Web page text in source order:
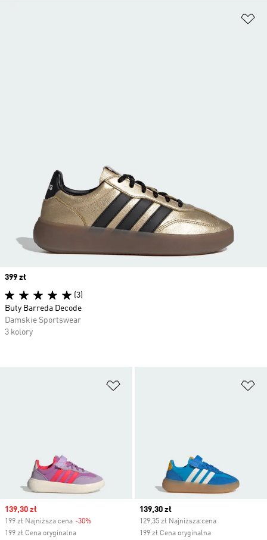
Sale price
139,30 zł
199 zł Najniższa cena -30%
199 zł Cena oryginalna
Current price
139,30 zł
129,35 zł Najniższa cena
199 zł Cena oryginalna
Price
399 zł
(3)
Buty Barreda Decode
Damskie Sportswear
3 kolory